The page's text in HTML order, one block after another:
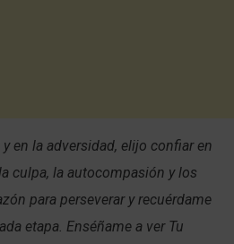
en la adversidad, elijo confiar en
culpa, la autocompasión y los
para perseverar y recuérdame
etapa. Enséñame a ver Tu